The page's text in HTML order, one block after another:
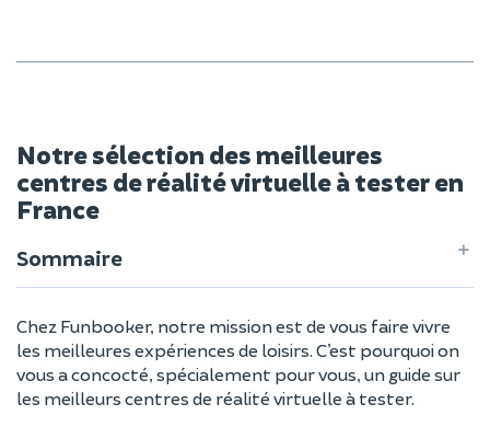
Notre sélection des meilleures
centres de réalité virtuelle à tester en
France
Sommaire
Chez Funbooker, notre mission est de vous faire vivre
les meilleures expériences de loisirs. C’est pourquoi on
vous a concocté, spécialement pour vous, un guide sur
les meilleurs centres de réalité virtuelle à tester.